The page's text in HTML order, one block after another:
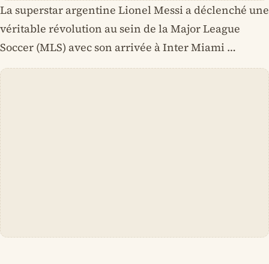
La superstar argentine Lionel Messi a déclenché une
véritable révolution au sein de la Major League
Soccer (MLS) avec son arrivée à Inter Miami …